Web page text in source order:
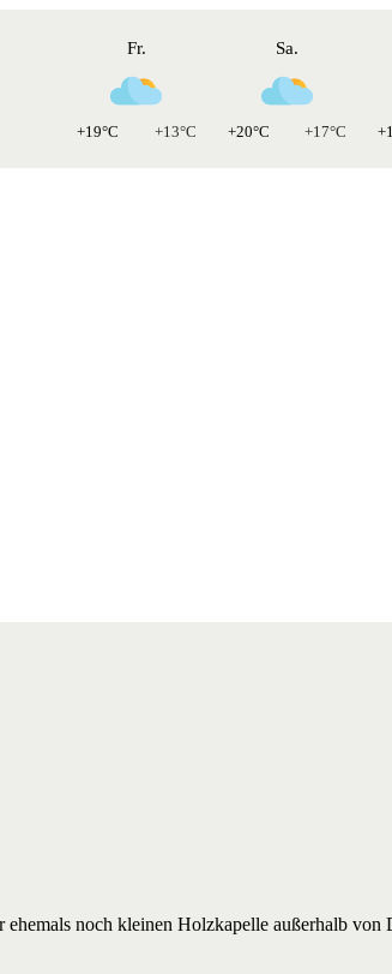
Fr.
+19°C +13°C
Sa.
+20°C +17°C
noch kleinen Holzkapelle außerhalb